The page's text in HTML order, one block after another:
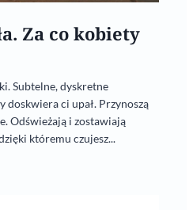
Za co kobiety
Subtelne, dyskretne
doskwiera ci upał. Przynoszą
Odświeżają i zostawiają
któremu czujesz...